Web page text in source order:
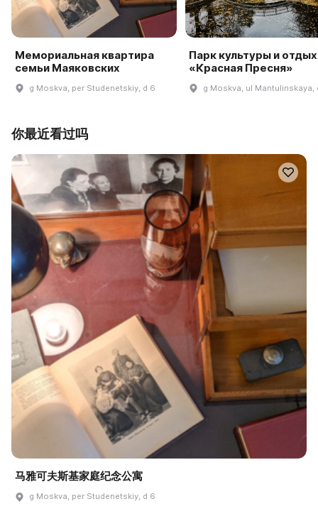
Мемориальная квартира
семьи Маяковских
g Moskva, per Studenetskiy, d 6
Парк культуры и
«Красная Пресня»
g Moskva, ul Mantulinskaya,
你最近看过吗
马雅可夫斯基家庭纪念公寓
g Moskva, per Studenetskiy, d 6